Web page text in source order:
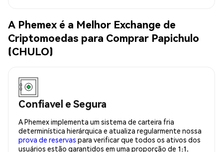
A Phemex é a Melhor Exchange de
Criptomoedas para Comprar Papichulo
(CHULO)
Confiavel e Segura
A Phemex implementa um sistema de carteira fria
determinística hierárquica e atualiza regularmente nossa
prova de reservas para verificar que todos os ativos dos
usuários estão garantidos em uma proporção de 1:1.